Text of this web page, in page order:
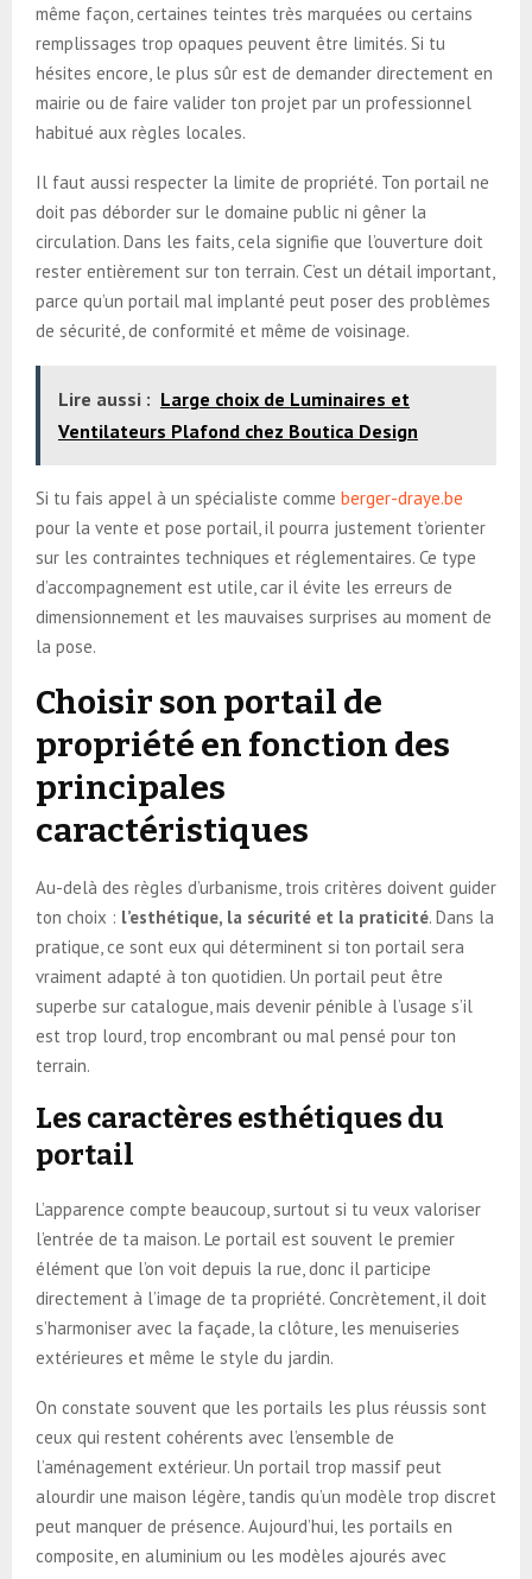
même façon, certaines teintes très marquées ou certains
remplissages trop opaques peuvent être limités. Si tu
hésites encore, le plus sûr est de demander directement en
mairie ou de faire valider ton projet par un professionnel
habitué aux règles locales.
Il faut aussi respecter la limite de propriété. Ton portail ne
doit pas déborder sur le domaine public ni gêner la
circulation. Dans les faits, cela signifie que l’ouverture doit
rester entièrement sur ton terrain. C’est un détail important,
parce qu’un portail mal implanté peut poser des problèmes
de sécurité, de conformité et même de voisinage.
Lire aussi : Large choix de Luminaires et
Ventilateurs Plafond chez Boutica Design
Si tu fais appel à un spécialiste comme berger-draye.be
pour la vente et pose portail, il pourra justement t’orienter
sur les contraintes techniques et réglementaires. Ce type
d’accompagnement est utile, car il évite les erreurs de
dimensionnement et les mauvaises surprises au moment de
la pose.
Choisir son portail de
propriété en fonction des
principales
caractéristiques
Au-delà des règles d’urbanisme, trois critères doivent guider
ton choix : l’esthétique, la sécurité et la praticité. Dans la
pratique, ce sont eux qui déterminent si ton portail sera
vraiment adapté à ton quotidien. Un portail peut être
superbe sur catalogue, mais devenir pénible à l’usage s’il
est trop lourd, trop encombrant ou mal pensé pour ton
terrain.
Les caractères esthétiques du
portail
L’apparence compte beaucoup, surtout si tu veux valoriser
l’entrée de ta maison. Le portail est souvent le premier
élément que l’on voit depuis la rue, donc il participe
directement à l’image de ta propriété. Concrètement, il doit
s’harmoniser avec la façade, la clôture, les menuiseries
extérieures et même le style du jardin.
On constate souvent que les portails les plus réussis sont
ceux qui restent cohérents avec l’ensemble de
l’aménagement extérieur. Un portail trop massif peut
alourdir une maison légère, tandis qu’un modèle trop discret
peut manquer de présence. Aujourd’hui, les portails en
composite, en aluminium ou les modèles ajourés avec